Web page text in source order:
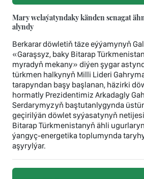
Mary welaýatyndaky känden senagat
alyndy
Berkarar döwletiň täze eýýamynyň
«Garaşsyz, baky Bitarap
myradyň mekany» diýen şygar
türkmen halkynyň Milli Lideri
tarapyndan başy başlanan, häzirki
hormatly Prezidentimiz Arkadagly
Serdarymyzyň baştutanlygynda
geçirilýän döwlet syýasatynyň
Bitarap Türkmenistanyň ähli
ýangyç-energetika toplumynda
aşyrylýar.